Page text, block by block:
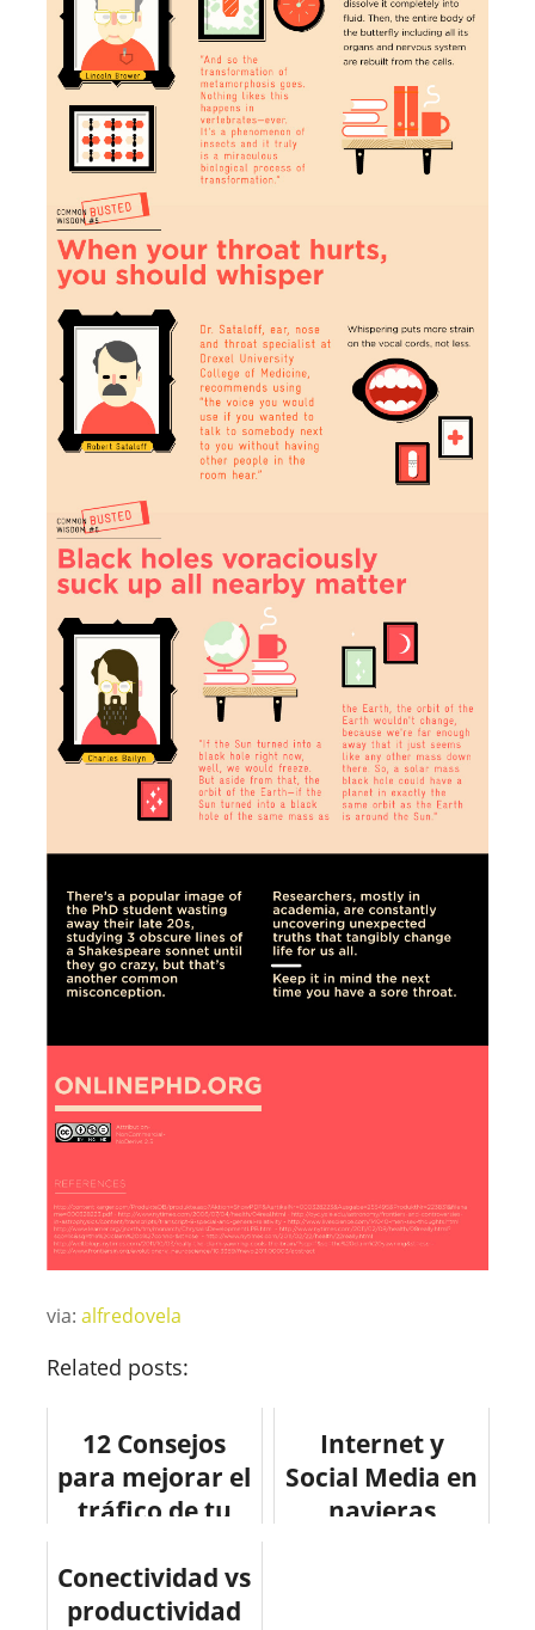
via: alfredovela
Related posts:
12 Consejos
para mejorar el
tráfico de tu
#consejos
Internet y
Social Media en
navieras
Conectividad vs
productividad